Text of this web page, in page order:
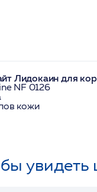
Лидокаин для
NF 0126
кожи
увидеть